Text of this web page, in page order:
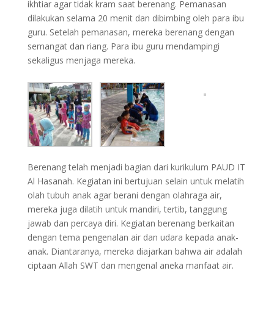
ikhtiar agar tidak kram saat berenang. Pemanasan
dilakukan selama 20 menit dan dibimbing oleh para ibu
guru. Setelah pemanasan, mereka berenang dengan
semangat dan riang. Para ibu guru mendampingi
sekaligus menjaga mereka.
Berenang telah menjadi bagian dari kurikulum PAUD IT
Al Hasanah. Kegiatan ini bertujuan selain untuk melatih
olah tubuh anak agar berani dengan olahraga air,
mereka juga dilatih untuk mandiri, tertib, tanggung
jawab dan percaya diri. Kegiatan berenang berkaitan
dengan tema pengenalan air dan udara kepada anak-
anak. Diantaranya, mereka diajarkan bahwa air adalah
ciptaan Allah SWT dan mengenal aneka manfaat air.